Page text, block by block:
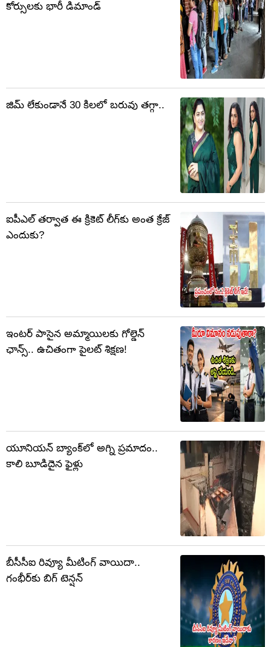
కోర్సులకు భారీ డిమాండ్
జిమ్ లేకుండానే 30 కిలలో బరువు తగ్గా..
ఐపీఎల్ తర్వాత ఈ క్రికెట్ లీగ్‌కు అంత క్రేజ్
ఎందుకు?
ఇంటర్ పాసైన అమ్మాయిలకు గోల్డెన్‌
ఛాన్స్.. ఉచితంగా పైలట్ శిక్షణ!
యూనియన్ బ్యాంక్‌లో అగ్ని ప్రమాదం..
కాలి బూడిదైన ఫైళ్లు
బీసీసీఐ రివ్యూ మీటింగ్ వాయిదా..
గంభీర్‌కు బిగ్ టెన్షన్